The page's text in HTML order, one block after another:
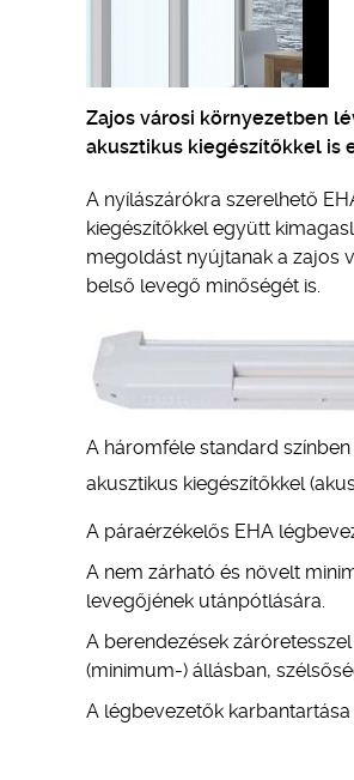
Zajos városi környezetben
akusztikus kiegészítőkkel
A nyílászárókra szerelhető
kiegészítőkkel együtt
megoldást nyújtanak a zajos
belső levegő minőségét is.
A háromféle standard
akusztikus kiegészítőkkel
A páraérzékelős EHA
A nem zárható és növelt
levegőjének utánpótlására.
A berendezések
(minimum-) állásban,
A légbevezetők